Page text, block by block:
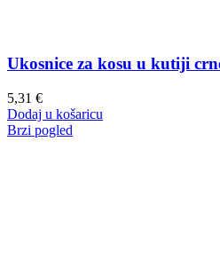
Ukosnice za kosu u kutiji
5,31 €
Dodaj u košaricu
Brzi pogled